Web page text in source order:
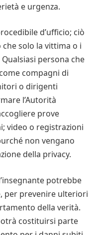
e urgenza.
d’ufficio; ciò
solo la vittima o i
persona che
compagni di
o dirigenti
l’Autorità
prove
video o registrazioni
non vengano
della privacy.
potrebbe
per prevenire ulteriori
della verità.
costituirsi parte